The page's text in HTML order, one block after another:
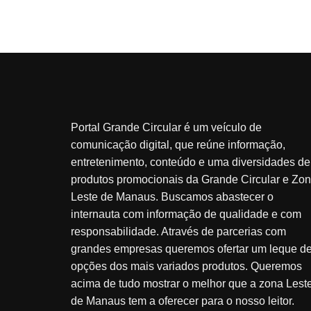
Portal Grande Circular é um veículo de
comunicação digital, que reúne informação,
entretenimento, conteúdo e uma diversidades de
produtos promocionais da Grande Circular e
Leste de Manaus. Buscamos abastecer o
internauta com informação de qualidade e com
responsabilidade. Através de parcerias com
grandes empresas queremos ofertar um leque
opções dos mais variados produtos. Queremos
acima de tudo mostrar o melhor que a zona
de Manaus tem a oferecer para o nosso leitor.